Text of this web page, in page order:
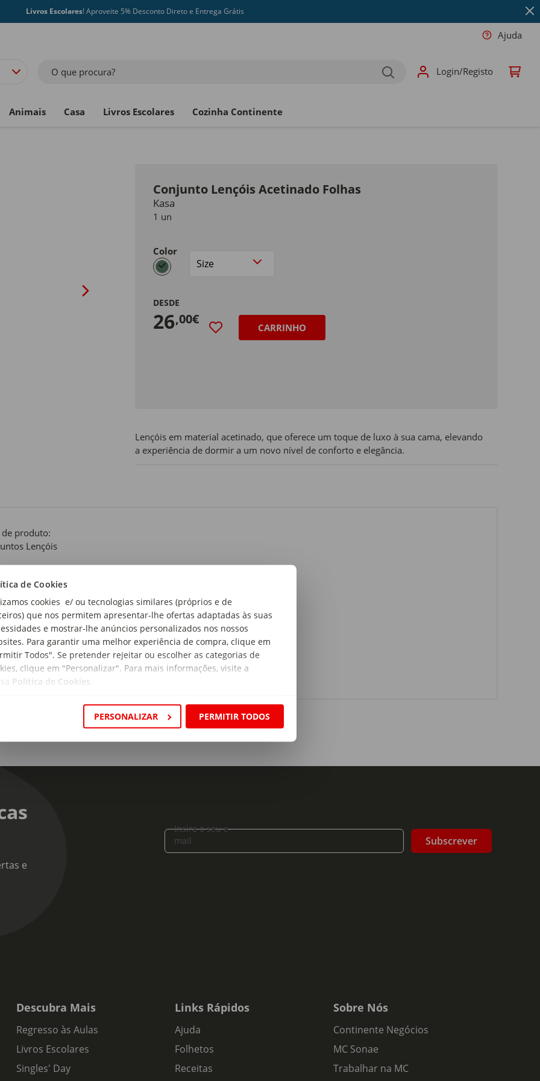
de Cookies
cookies e/ ou tecnologias similares (próprios e de
que nos permitem apresentar-lhe ofertas adaptadas às suas
e mostrar-lhe anúncios personalizados nos nossos
Para garantir uma melhor experiência de compra, clique em
Todos". Se pretender rejeitar ou escolher as categorias de
clique em "Personalizar". Para mais informações, visite a
Política de Cookies
PERSONALIZAR PERMITIR TODOS
Livros Escolares! Aproveite 5% Desconto Direto e Entrega Grátis
Ajuda
O que procura? Login/Registo
Animais Casa Livros Escolares Cozinha Continente
Conjunto Lençóis Acetinado Folhas
Kasa
1 un
Color
selected
Size
DESDE
26,00€
CARRINHO
Lençóis em material acetinado, que oferece um toque de luxo à sua cama, elevando
a experiência de dormir a um novo nível de conforto e elegância.
produto:
Lençóis
Algodão
m2
e
Insira o seu e-
mail
Subscrever
Descubra Mais
Regresso às Aulas
Livros Escolares
Singles' Day
Links Rápidos
Ajuda
Folhetos
Receitas
Sobre Nós
Continente Negócios
MC Sonae
Trabalhar na MC